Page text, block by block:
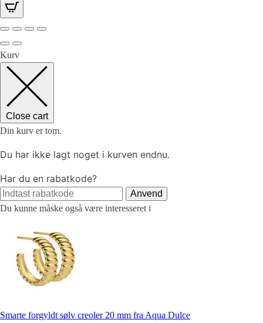
Kurv
Close cart
Din kurv er tom.
Du har ikke lagt noget i kurven endnu.
Har du en rabatkode?
Anvend
Du kunne måske også være interesseret i
Smarte forgyldt sølv creoler 20 mm fra Aqua Dulce